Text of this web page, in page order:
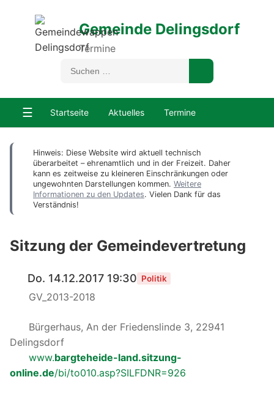
Gemeinde Delingsdorf
Termine
☰ Startseite Aktuelles Termine
Hinweis: Diese Website wird aktuell technisch
überarbeitet – ehrenamtlich und in der Freizeit. Daher
kann es zeitweise zu kleineren Einschränkungen oder
ungewohnten Darstellungen kommen. Weitere
Informationen zu den Updates. Vielen Dank für das
Verständnis!
Sitzung der Gemeindevertretung
Do. 14.12.2017 19:30 Politik
GV_2013-2018
Bürgerhaus, An der Friedenslinde 3, 22941
Delingsdorf
www.bargteheide-land.sitzung-
online.de/bi/to010.asp?SILFDNR=926